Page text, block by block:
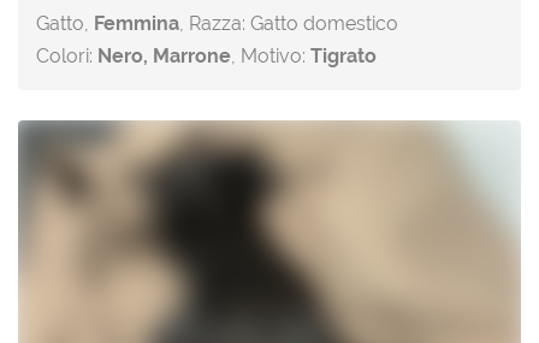
Gatto, Femmina, Razza: Gatto domestico
Colori: Nero, Marrone, Motivo: Tigrato